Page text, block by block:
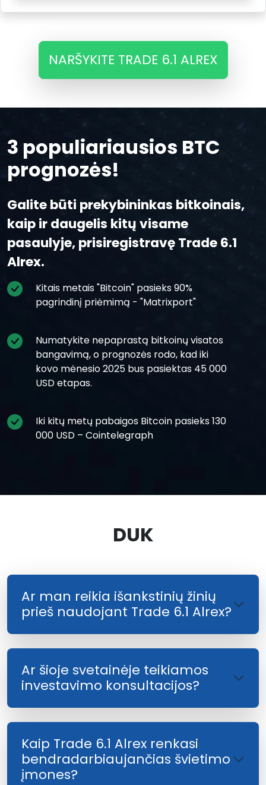
NARŠYKITE TRADE 6.1 ALREX
3 populiariausios BTC
prognozės!
Galite būti prekybininkas bitkoinais,
kaip ir daugelis kitų visame
pasaulyje, prisiregistravę Trade 6.1
Alrex.
Kitais metais "Bitcoin" pasieks 90%
pagrindinį priėmimą - "Matrixport"
Numatykite nepaprastą bitkoinų visatos
bangavimą, o prognozės rodo, kad iki
kovo mėnesio 2025 bus pasiektas 45 000
USD etapas.
Iki kitų metų pabaigos Bitcoin pasieks 130
000 USD – Cointelegraph
DUK
Ar man reikia išankstinių žinių
prieš naudojant Trade 6.1 Alrex?
Ar šioje svetainėje teikiamos
investavimo konsultacijos?
Kaip Trade 6.1 Alrex renkasi
bendradarbiaujančias švietimo
įmones?